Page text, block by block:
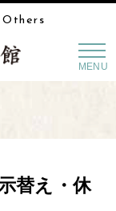
Others
MENU
替え・休